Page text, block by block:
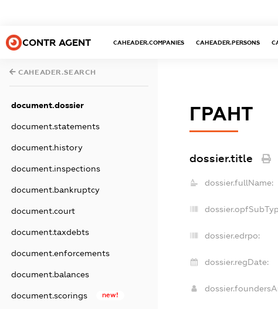
CONTR AGENT CAHEADER.COMPANIES CAHEADER.PERSONS
CAHEADER.SEARCH
document.dossier
document.statements
document.history
document.inspections
document.bankruptcy
document.court
document.taxdebts
document.enforcements
document.balances
document.scorings new!
ГРАНТ
dossier.title
dossier.fullName:
dossier.edrpo:
dossier.regDate: